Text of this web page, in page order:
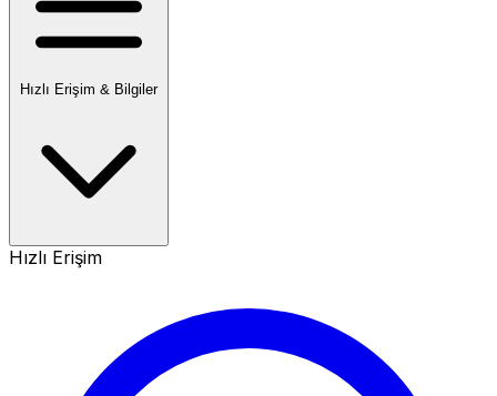
Hızlı Erişim & Bilgiler
Hızlı Erişim